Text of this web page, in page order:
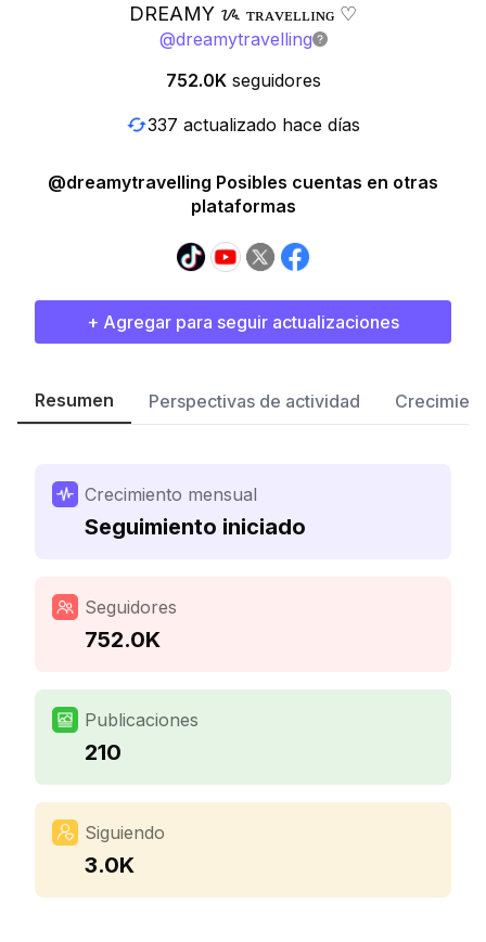
DREAMY ᝰ ᴛʀᴀᴠᴇʟʟɪɴɢ ♡
@dreamytravelling
752.0K seguidores
337 actualizado hace días
@dreamytravelling Posibles cuentas en otras
plataformas
+ Agregar para seguir actualizaciones
Resumen Perspectivas de actividad
Crecimiento mensual
Seguimiento iniciado
Seguidores
752.0K
Publicaciones
210
Siguiendo
3.0K